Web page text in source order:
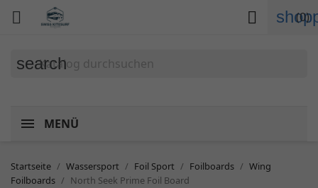
 (0)

search
MENÜ
Startseite Wassersport Foil Sport Foilboards
Wing
Foilboards
North Seek Prime Foil Board